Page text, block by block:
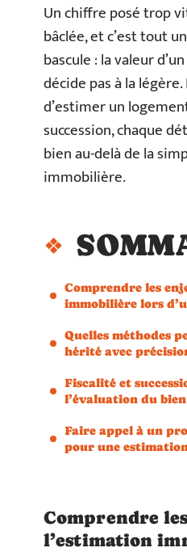
Un chiffre posé trop
bâclée, et c’est tout
bascule : la valeur
décide pas à la légère.
d’estimer un
succession, chaque
bien au-delà de la
immobilière.
Comprendre les
immobilière lors
Quelles méthodes
hérité avec
Fiscalité et
l’évaluation du
Faire appel à un
pour une
Comprendre
l’estimation